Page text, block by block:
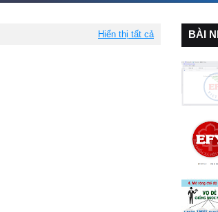
Hiển thị tất cả BÀI